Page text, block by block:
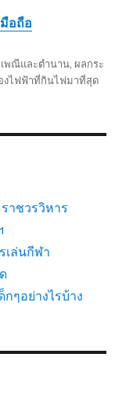
อถือ
เพณีและตำนาน, ผลกระ
งไฟฟ้าที่กินไฟมาที่สุด
าชวรวิหาร
เล่นกีฬา
ๆอย่างไรบ้าง